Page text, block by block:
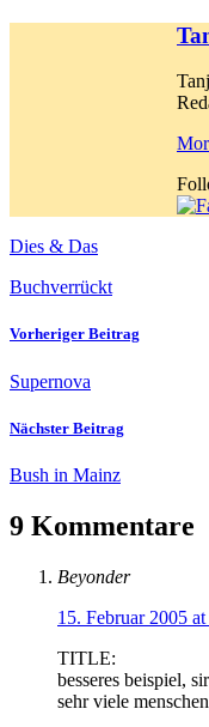
Dies & Das
Buchverrückt
Vorheriger Beitrag
Supernova
Nächster Beitrag
Bush in Mainz
9 Kommentare
Beyonder
15. Februar 2005
TITLE:
besseres beispiel,
sehr viele